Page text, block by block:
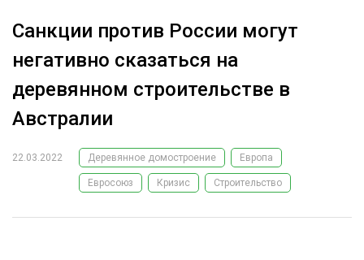
РЕКЛАМОДАТЕЛЯМ
ЛЕСНОЕ ХОЗЯЙСТВО
ОБРАБОТКА ДРЕВЕСИНЫ
ЭКСПЕРТНОЕ МНЕНИЕ
Санкции против России могут
негативно сказаться на
деревянном строительстве в
Австралии
22.03.2022 Деревянное домостроение Европа
Евросоюз Кризис Строительство